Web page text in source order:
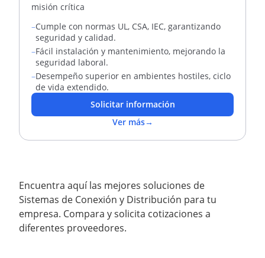
misión crítica
–Cumple con normas UL, CSA, IEC, garantizando
seguridad y calidad.
–Fácil instalación y mantenimiento, mejorando la
seguridad laboral.
–Desempeño superior en ambientes hostiles, ciclo
de vida extendido.
Solicitar información
Ver más→
Encuentra aquí las mejores soluciones de
Sistemas de Conexión y Distribución para tu
empresa. Compara y solicita cotizaciones a
diferentes proveedores.